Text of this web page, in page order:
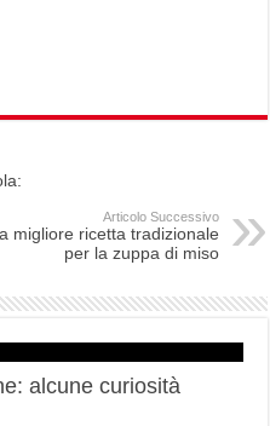
Articolo Successivo
migliore ricetta tradizionale
per la zuppa di miso
alcune curiosità